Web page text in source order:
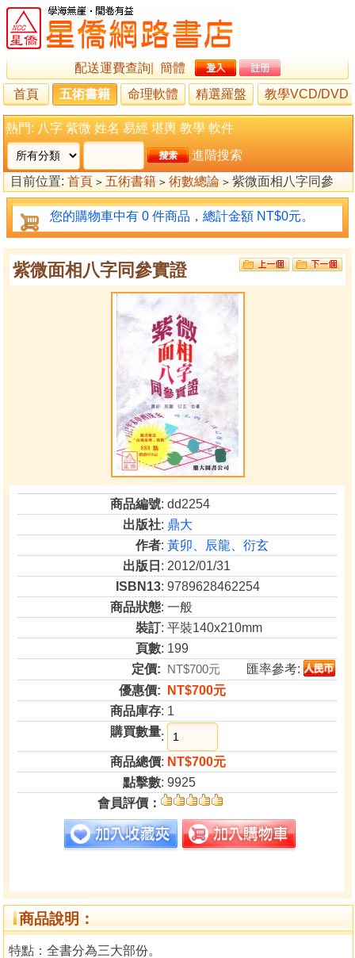
配送運費查詢
簡體
首頁
五術書籍 命理軟體 精選羅盤 教學VCD/DVD
熱門: 八字 紫微 姓名 易經 堪輿 教學 軟件
進階搜索
目前位置: 首頁 > 五術書籍 > 術數總論 > 紫微面相八字同參
實證
您的購物車中有 0 件商品，總計金額 NT$0元。
紫微面相八字同參實證
商品編號: dd2254
出版社: 鼎大
作者:黃卯、辰龍、衍玄
出版日 : 2012/01/31
ISBN13: 9789628462254
商品狀態: 一般
裝訂: 平裝140x210mm
頁數: 199
定價: NT$700元
匯率參考:
優惠價:
NT$700元
商品庫存: 1
購買數量:
商品總價: NT$700元
點擊數: 9925
會員評價：
商品說明：
特點：全書分為三大部份。